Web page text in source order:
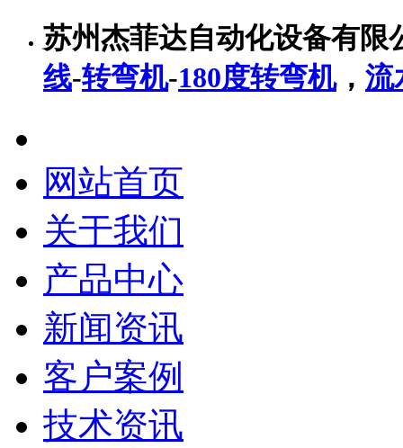
苏州杰菲达自动化设备有限
线-转弯机-180度转弯机， 流
网站首页
关于我们
产品中心
新闻资讯
客户案例
技术资讯